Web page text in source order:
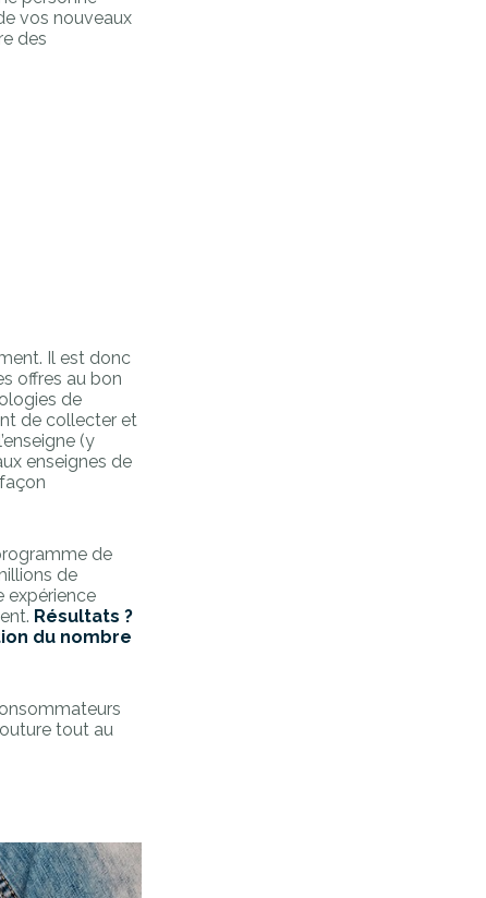
vos nouveaux
des
Il est donc
offres au bon
de
de collecter et
(y
enseignes de
de
de
expérience
Résultats ?
du nombre
tout au